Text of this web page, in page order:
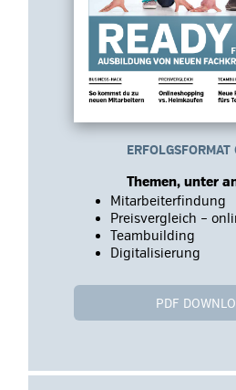
Themen, unter
Mitarbeiterfindung
Preisvergleich –
Teambuilding
Digitalisierung
PDF